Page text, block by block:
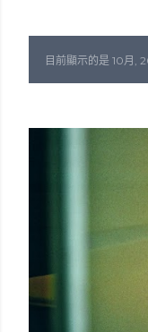
發
表
目前顯示的是 10月,